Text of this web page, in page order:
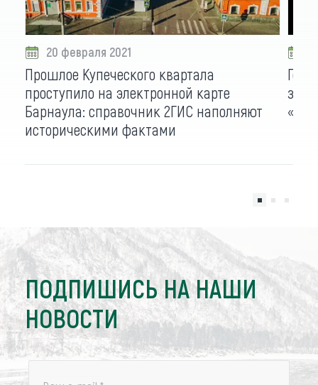
20 февраля 2021
Прошлое Купеческого квартала
проступило на электронной карте
Барнаула: справочник 2ГИС наполняют
историческими фактами
ПОДПИШИСЬ НА НАШИ
НОВОСТИ